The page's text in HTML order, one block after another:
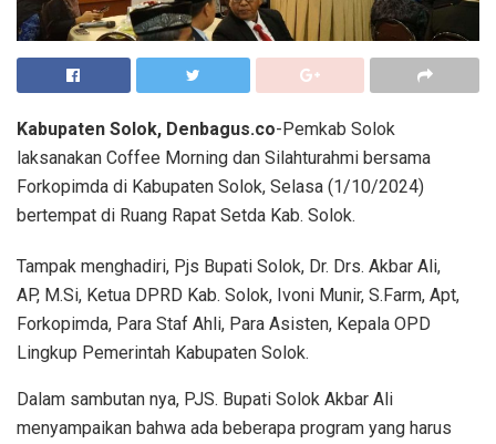
Kabupaten Solok, Denbagus.co-Pemkab Solok
laksanakan Coffee Morning dan Silahturahmi bersama
Forkopimda di Kabupaten Solok, Selasa (1/10/2024)
bertempat di Ruang Rapat Setda Kab. Solok.
Tampak menghadiri, Pjs Bupati Solok, Dr. Drs. Akbar Ali,
AP, M.Si, Ketua DPRD Kab. Solok, Ivoni Munir, S.Farm, Apt,
Forkopimda, Para Staf Ahli, Para Asisten, Kepala OPD
Lingkup Pemerintah Kabupaten Solok.
Dalam sambutan nya, PJS. Bupati Solok Akbar Ali
menyampaikan bahwa ada beberapa program yang harus